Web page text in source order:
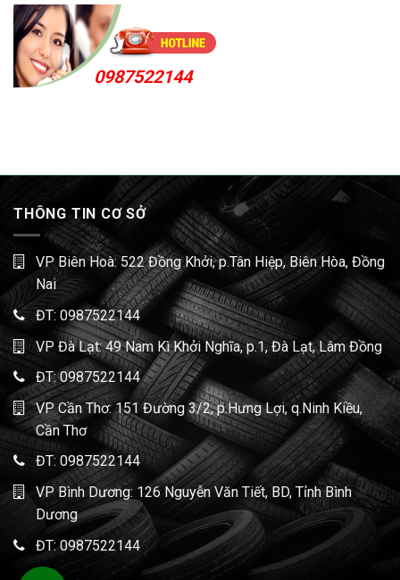
0987522144
THÔNG TIN CƠ SỞ
VP Biên Hoà: 522 Đồng Khởi, p.Tân Hiệp, Biên Hòa, Đồng
Nai
ĐT: 0987522144
VP Đà Lạt: 49 Nam Kì Khởi Nghĩa, p.1, Đà Lạt, Lâm Đồng
ĐT:0987522144
VP Cần Thơ: 151 Đường 3/2, p.Hưng Lợi, q.Ninh Kiều,
Cần Thơ
ĐT: 0987522144
VP Bình Dương: 126 Nguyễn Văn Tiết, BD, Tỉnh Bình
Dương
ĐT: 0987522144